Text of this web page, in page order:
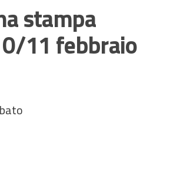
stampa
11 febbraio